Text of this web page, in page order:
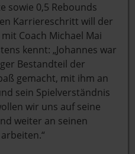
sowie 0,5 Rebounds
Karriereschritt will der
Coach Michael Mai
kennt: „Johannes war
Bestandteil der
gemacht, mit ihm an
sein Spielverständnis
wir uns auf seine
weiter an seinen